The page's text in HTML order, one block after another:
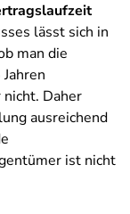
lässt sich in
man die
Daher
ausreichend
ist nicht